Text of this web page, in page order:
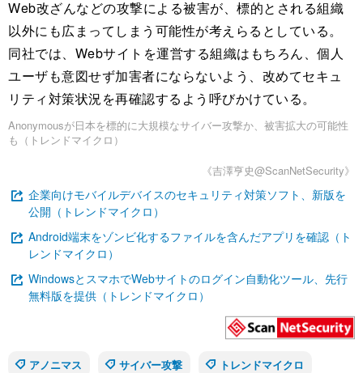
Web改ざんなどの攻撃による被害が、標的とされる組織
以外にも広まってしまう可能性が考えらるとしている。
同社では、Webサイトを運営する組織はもちろん、個人
ユーザも意図せず加害者にならないよう、改めてセキュ
リティ対策状況を再確認するよう呼びかけている。
Anonymousが日本を標的に大規模なサイバー攻撃か、被害拡大の可能性
も（トレンドマイクロ）
《吉澤亨史@ScanNetSecurity》
企業向けモバイルデバイスのセキュリティ対策ソフト、新版を
公開（トレンドマイクロ）
Android端末をゾンビ化するファイルを含んだアプリを確認（ト
レンドマイクロ）
WindowsとスマホでWebサイトのログイン自動化ツール、先行
無料版を提供（トレンドマイクロ）
アノニマス サイバー攻撃 トレンドマイクロ